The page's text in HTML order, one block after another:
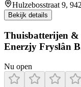
Hulzebosstraat 9,
Bekijk details
Thuisbatterijen &
Enerzjy Fryslân
Nu open